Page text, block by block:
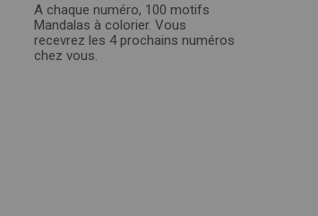
A chaque numéro, 100 motifs
Mandalas à colorier. Vous
recevrez les 4 prochains numéros
chez vous.